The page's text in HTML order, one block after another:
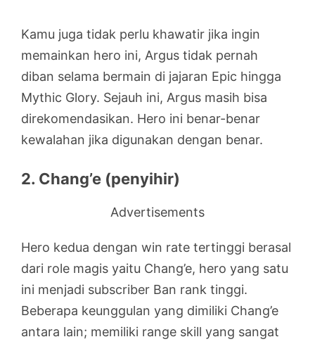
Kamu juga tidak perlu khawatir jika ingin
memainkan hero ini, Argus tidak pernah
diban selama bermain di jajaran Epic hingga
Mythic Glory. Sejauh ini, Argus masih bisa
direkomendasikan. Hero ini benar-benar
kewalahan jika digunakan dengan benar.
2. Chang’e (penyihir)
Advertisements
Hero kedua dengan win rate tertinggi berasal
dari role magis yaitu Chang’e, hero yang satu
ini menjadi subscriber Ban rank tinggi.
Beberapa keunggulan yang dimiliki Chang’e
antara lain; memiliki range skill yang sangat